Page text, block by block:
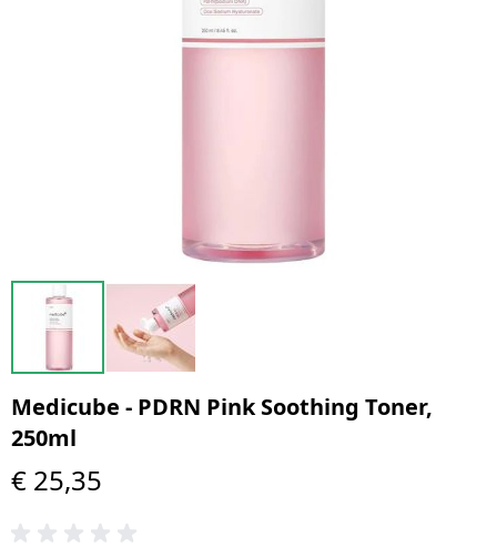
Medicube - PDRN Pink Soothing Toner,
250ml
€ 25,35